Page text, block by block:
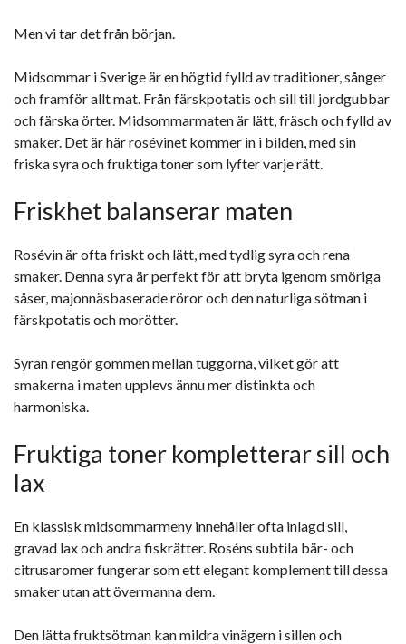
Men vi tar det från början.
Midsommar i Sverige är en högtid fylld av traditioner, sånger
och framför allt mat. Från färskpotatis och sill till jordgubbar
och färska örter. Midsommarmaten är lätt, fräsch och fylld av
smaker. Det är här rosévinet kommer in i bilden, med sin
friska syra och fruktiga toner som lyfter varje rätt.
Friskhet balanserar maten
Rosévin är ofta friskt och lätt, med tydlig syra och rena
smaker. Denna syra är perfekt för att bryta igenom smöriga
såser, majonnäsbaserade röror och den naturliga sötman i
färskpotatis och morötter.
Syran rengör gommen mellan tuggorna, vilket gör att
smakerna i maten upplevs ännu mer distinkta och
harmoniska.
Fruktiga toner kompletterar sill och
lax
En klassisk midsommarmeny innehåller ofta inlagd sill,
gravad lax och andra fiskrätter. Roséns subtila bär- och
citrusaromer fungerar som ett elegant komplement till dessa
smaker utan att övermanna dem.
Den lätta fruktsötman kan mildra vinägern i sillen och